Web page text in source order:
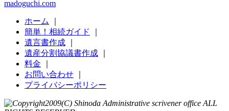
ホーム
簡単！相続ガイド
遺言書作成
遺産分割協議書作成
料金
お問い合わせ
プライバシーポリシー